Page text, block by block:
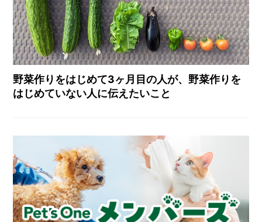
野菜作りをはじめて3ヶ月目の人が、野菜作りを
はじめていない人に伝えたいこと